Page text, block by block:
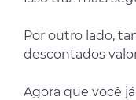
Por outro lado,
descontados
Agora que você